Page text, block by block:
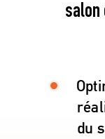
salon
du